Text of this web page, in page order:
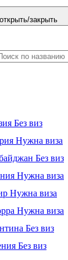
закрыть
Без виз
Нужна виза
Без виз
Нужна виза
Нужна виза
Нужна виза
Без виз
Без виз